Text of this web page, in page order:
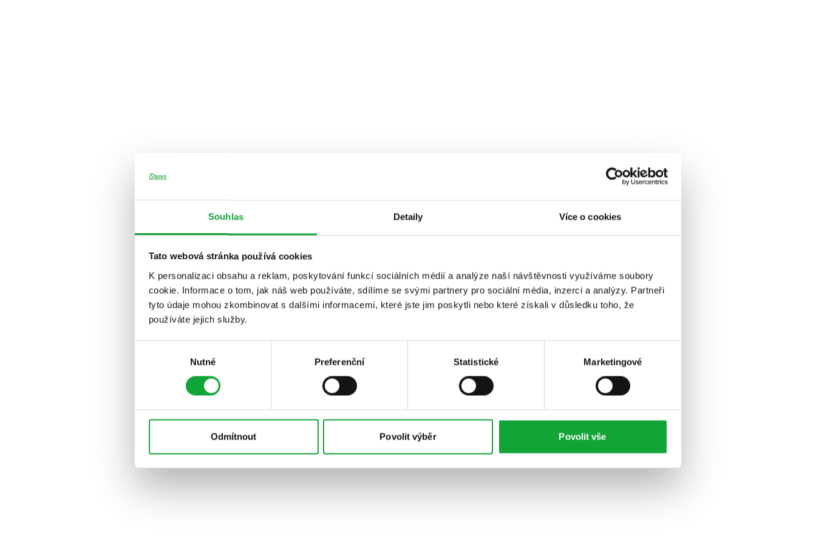
Souhlas Detaily Více o cookies
Tato webová stránka používá cookies
K personalizaci obsahu a reklam, poskytování funkcí sociálních médií a analýze naší návštěvnosti využíváme soubory
cookie. Informace o tom, jak náš web používáte, sdílíme se svými partnery pro sociální média, inzerci a analýzy. Partneři
tyto údaje mohou zkombinovat s dalšími informacemi, které jste jim poskytli nebo které získali v důsledku toho, že
používáte jejich služby.
Nutné Preferenční Statistické Marketingové
Odmítnout Povolit výběr Povolit vše